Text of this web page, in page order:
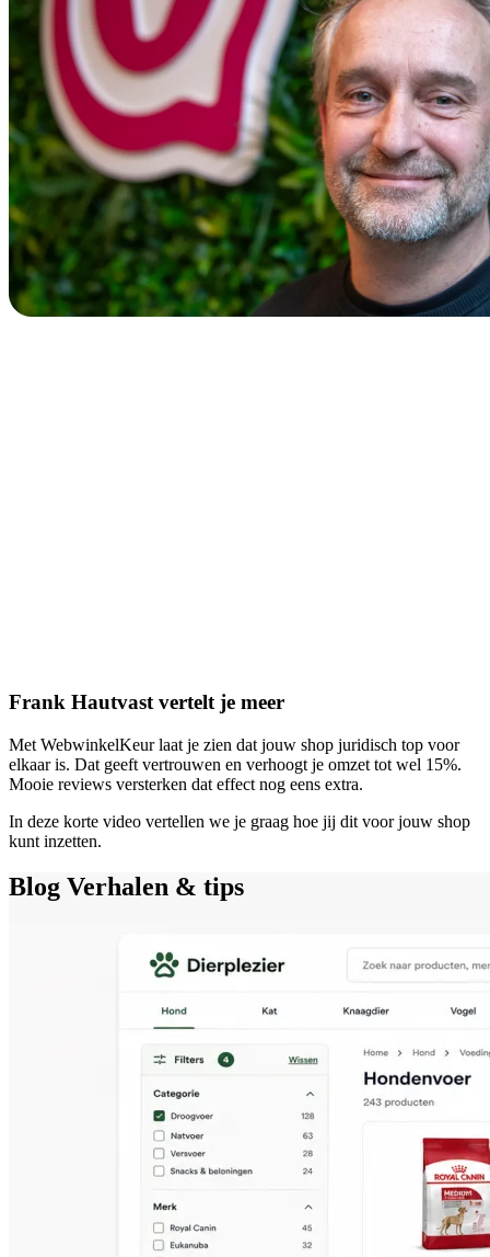
Frank Hautvast vertelt je meer
Met WebwinkelKeur laat je zien dat jouw shop juridisch top voor
elkaar is. Dat geeft vertrouwen en verhoogt je omzet tot wel 15%.
Mooie reviews versterken dat effect nog eens extra.
In deze korte video vertellen we je graag hoe jij dit voor jouw shop
kunt inzetten.
Blog Verhalen & tips